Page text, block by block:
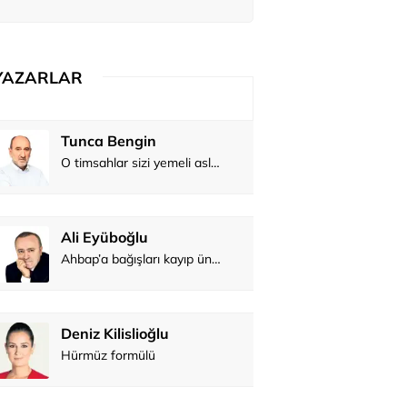
Tunca Bengin
O timsahlar sizi yemeli aslında!...
Ali Eyüboğlu
Ahbap’a bağışları kayıp ünlüler var
Deniz Kilislioğlu
Hürmüz formülü